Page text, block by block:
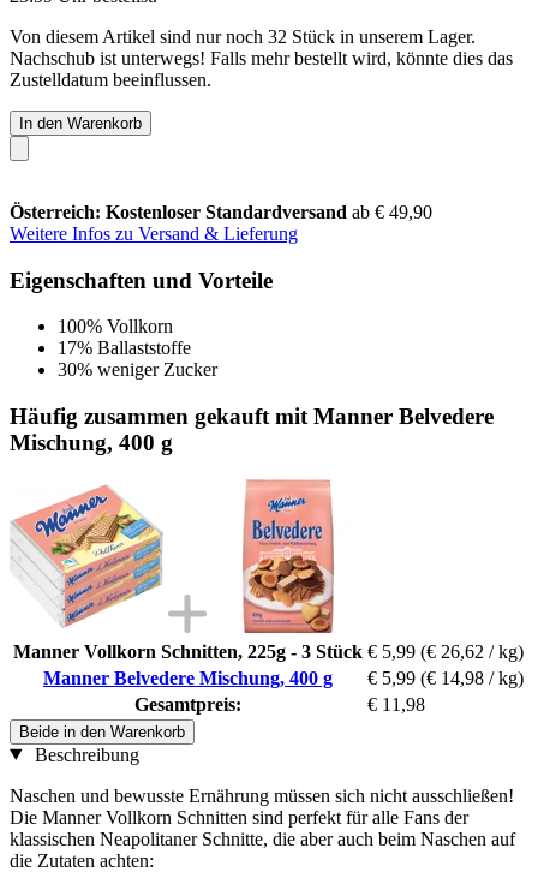
Von diesem Artikel sind nur noch 32 Stück in unserem Lager.
Nachschub ist unterwegs! Falls mehr bestellt wird, könnte dies das
Zustelldatum beeinflussen.
In den Warenkorb
Österreich: Kostenloser Standardversand ab € 49,90
Weitere Infos zu Versand & Lieferung
Eigenschaften und Vorteile
100% Vollkorn
17% Ballaststoffe
30% weniger Zucker
Häufig zusammen gekauft mit Manner Belvedere
Mischung, 400 g
Manner Vollkorn Schnitten, 225g - 3 Stück € 5,99 (€ 26,62 / kg)
Manner Belvedere Mischung, 400 g
€ 5,99 (€ 14,98 / kg)
Gesamtpreis:
€ 11,98
Beide in den Warenkorb
Beschreibung
Naschen und bewusste Ernährung müssen sich nicht ausschließen!
Die Manner Vollkorn Schnitten sind perfekt für alle Fans der
klassischen Neapolitaner Schnitte, die aber auch beim Naschen auf
die Zutaten achten: